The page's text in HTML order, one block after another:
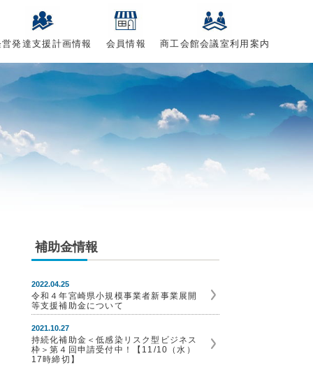
営発達支援計画情報 会員情報 商工会館会議室利用案内
補助金情報
2022.04.25
令和４年宮崎県小規模事業者新事業展開
等支援補助金について
2021.10.27
持続化補助金＜低感染リスク型ビジネス
枠＞第４回申請受付中！【11/10（水）
17時締切】